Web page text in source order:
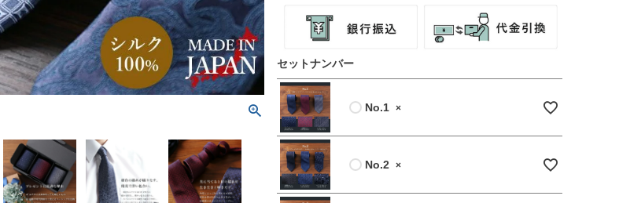
セットナンバー
No.1 ×
No.2 ×